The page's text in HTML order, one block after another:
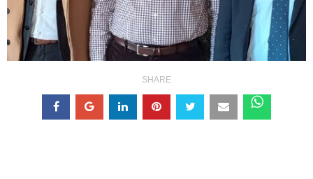
SHARE